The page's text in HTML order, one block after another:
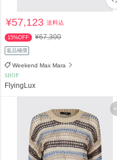
¥57,123送料込
15%OFF ¥67,300
返品補償
Weekend Max Mara
SHOP
FlyingLux